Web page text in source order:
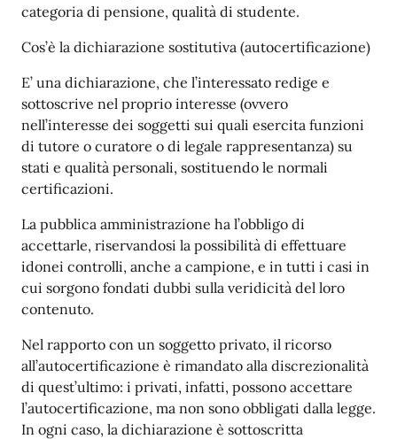
categoria di pensione, qualità di studente.
Cos’è la dichiarazione sostitutiva (autocertificazione)
E’ una dichiarazione, che l’interessato redige e
sottoscrive nel proprio interesse (ovvero
nell’interesse dei soggetti sui quali esercita funzioni
di tutore o curatore o di legale rappresentanza) su
stati e qualità personali, sostituendo le normali
certificazioni.
La pubblica amministrazione ha l’obbligo di
accettarle, riservandosi la possibilità di effettuare
idonei controlli, anche a campione, e in tutti i casi in
cui sorgono fondati dubbi sulla veridicità del loro
contenuto.
Nel rapporto con un soggetto privato, il ricorso
all’autocertificazione è rimandato alla discrezionalità
di quest’ultimo: i privati, infatti, possono accettare
l’autocertificazione, ma non sono obbligati dalla legge.
In ogni caso, la dichiarazione è sottoscritta